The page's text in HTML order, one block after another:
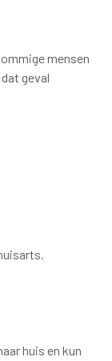
mensen
geval
huis en kun